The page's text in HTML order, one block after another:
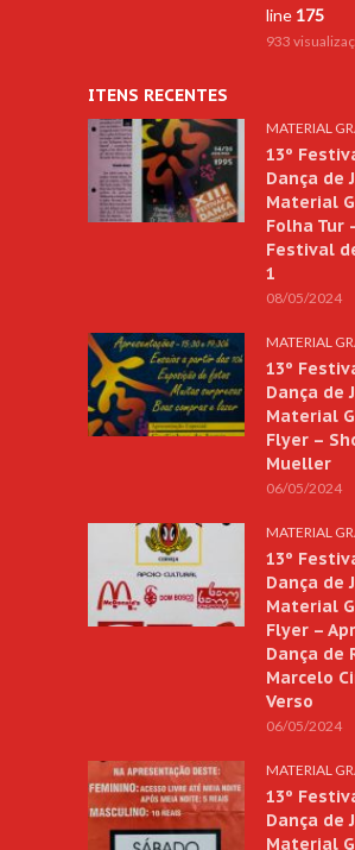
line 175
933
ITENS RECENTES
MATERIAL
13º
Dança de
Material
Folha Tur
Festival
1
08/05/2024
MATERIAL
13º
Dança de
Material
Flyer –
Mueller
06/05/2024
MATERIAL
13º
Dança de
Material
Flyer –
Dança de
Marcelo
Verso
06/05/2024
MATERIAL
13º
Dança de
Material